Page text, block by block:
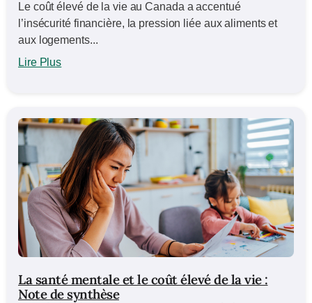
Le coût élevé de la vie au Canada a accentué
l’insécurité financière, la pression liée aux aliments et
aux logements...
Lire Plus
La santé mentale et le coût élevé de la vie :
Note de synthèse